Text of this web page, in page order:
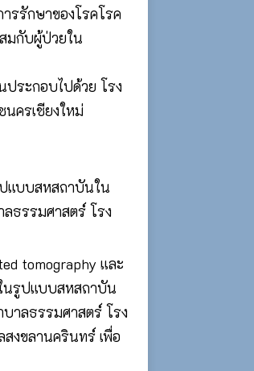
รรักษาของโรคโรค
มกับผู้ป่วยใน
ระกอบไปด้วย โรง
ครเชียงใหม่
ปแบบสหสถาบันใน
ธรรมศาสตร์ โรง
tomography และ
นรูปแบบสหสถาบัน
าลธรรมศาสตร์ โรง
งขลานครินทร์ เพื่อ